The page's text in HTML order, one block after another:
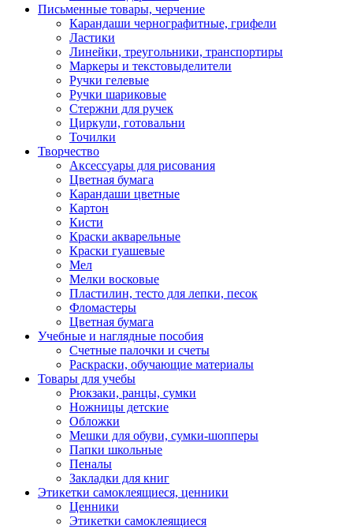
Письменные товары, черчение
Карандаши чернографитные, грифели
Ластики
Линейки, треугольники, транспортиры
Маркеры и текстовыделители
Ручки гелевые
Ручки шариковые
Стержни для ручек
Циркули, готовальни
Точилки
Творчество
Аксессуары для рисования
Цветная бумага
Карандаши цветные
Картон
Кисти
Краски акварельные
Краски гуашевые
Мел
Мелки восковые
Пластилин, тесто для лепки, песок
Фломастеры
Цветная бумага
Учебные и наглядные пособия
Счетные палочки и счеты
Раскраски, обучающие материалы
Товары для учебы
Рюкзаки, ранцы, сумки
Ножницы детские
Обложки
Мешки для обуви, сумки-шопперы
Папки школьные
Пеналы
Закладки для книг
Этикетки самоклеящиеся, ценники
Ценники
Этикетки самоклеящиеся